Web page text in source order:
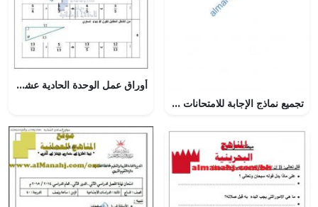
تجميع نماذج الإجابة للامتحانات الرسمية للأعوام (~) (تاريخ) الثاني عشر
أوراق عمل الوحدة الحادية عشرة (الدوال والنسب المثلثية), (رياضيات) الحادي عشر العام